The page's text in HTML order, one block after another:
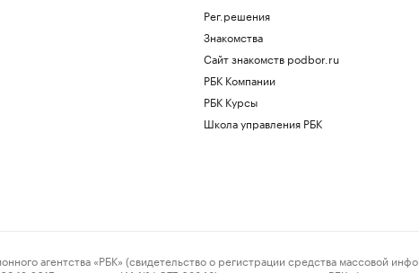
Рег.решения
Знакомства
Сайт знакомств podbor.ru
РБК Компании
РБК Курсы
Школа управления РБК
«РБК» (свидетельство о регистрации средства массовой